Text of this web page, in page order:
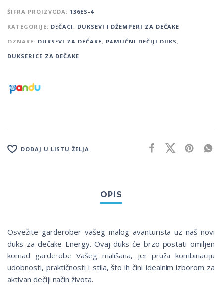
ŠIFRA PROIZVODA: 136ES-4
KATEGORIJE: DEČACI, DUKSEVI I DŽEMPERI ZA DEČAKE
OZNAKE: DUKSEVI ZA DEČAKE, PAMUČNI DEČIJI DUKS,
DUKSERICE ZA DEČAKE
DODAJ U LISTU ŽELJA
Osvežite garderober vašeg malog avanturista uz naš novi
duks za dečake Energy. Ovaj duks će brzo postati omiljen
komad garderobe Vašeg mališana, jer pruža kombinaciju
udobnosti, praktičnosti i stila, što ih čini idealnim izborom za
aktivan dečiji način života.